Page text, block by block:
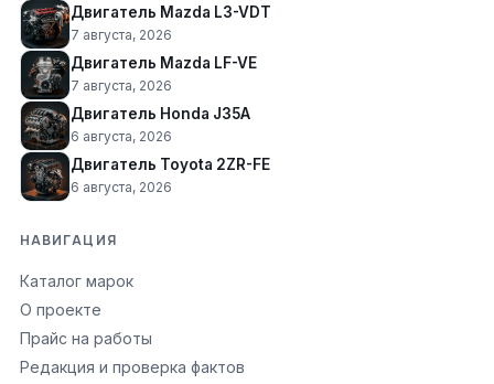
Двигатель Mazda L3-VDT
7 августа, 2026
Двигатель Mazda LF-VE
7 августа, 2026
Двигатель Honda J35A
6 августа, 2026
Двигатель Toyota 2ZR-FE
6 августа, 2026
НАВИГАЦИЯ
Каталог марок
О проекте
Прайс на работы
Редакция и проверка фактов